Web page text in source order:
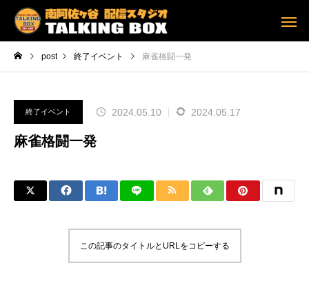
post 終了イベント 麻雀格闘一発
終了イベント 2024.05.10 2024.05.17
麻雀格闘一発
この記事のタイトルとURLをコピーする